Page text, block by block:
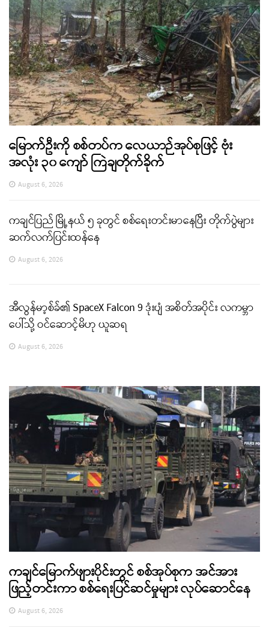
မြောက်ဦးကို စစ်တပ်က လေယာဉ်အုပ်စုဖြင့် ဗုံး
အလုံး ၃၀ ကျော် ကြဲချတိုက်ခိုက်
August 6, 2026
ကချင်ပြည် မြို့နယ် ၅ ခုတွင် စစ်ရေးတင်းမာနေပြီး တိုက်ပွဲများ
ဆက်လက်ပြင်းထန်နေ
August 6, 2026
အီလွန်မာ့စ်ခ်၏ SpaceX Falcon 9 ဒုံးပျံ အစိတ်အပိုင်း လကမ္ဘာ
ပေါ်သို့ ဝင်ဆောင့်မိဟု ယူဆရ
August 6, 2026
ကချင်မြောက်ဖျားပိုင်းတွင် စစ်အုပ်စုက အင်အား
ဖြည့်တင်းကာ စစ်ရေးပြင်ဆင်မှုများ လုပ်ဆောင်နေ
August 6, 2026